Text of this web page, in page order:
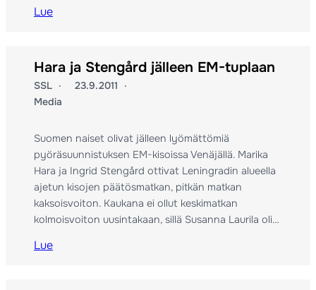
Lue
Hara ja Stengård jälleen EM-tuplaan
SSL
23.9.2011
Media
Suomen naiset olivat jälleen lyömättömiä
pyöräsuunnistuksen EM-kisoissa Venäjällä. Marika
Hara ja Ingrid Stengård ottivat Leningradin alueella
ajetun kisojen päätösmatkan, pitkän matkan
kaksoisvoiton. Kaukana ei ollut keskimatkan
kolmoisvoiton uusintakaan, sillä Susanna Laurila oli…
Lue